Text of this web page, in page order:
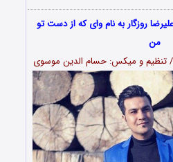
روزگار به نام وای که از دست تو
من
/ تنظیم و میکس: حسام الدین موسوی